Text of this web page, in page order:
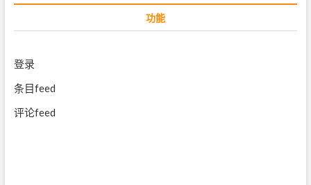
功能
登录
条目feed
评论feed